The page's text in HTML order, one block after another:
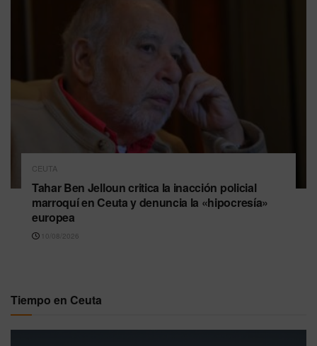
CEUTA
Tahar Ben Jelloun critica la inacción policial
marroquí en Ceuta y denuncia la «hipocresía»
europea
10/08/2026
Tiempo en Ceuta